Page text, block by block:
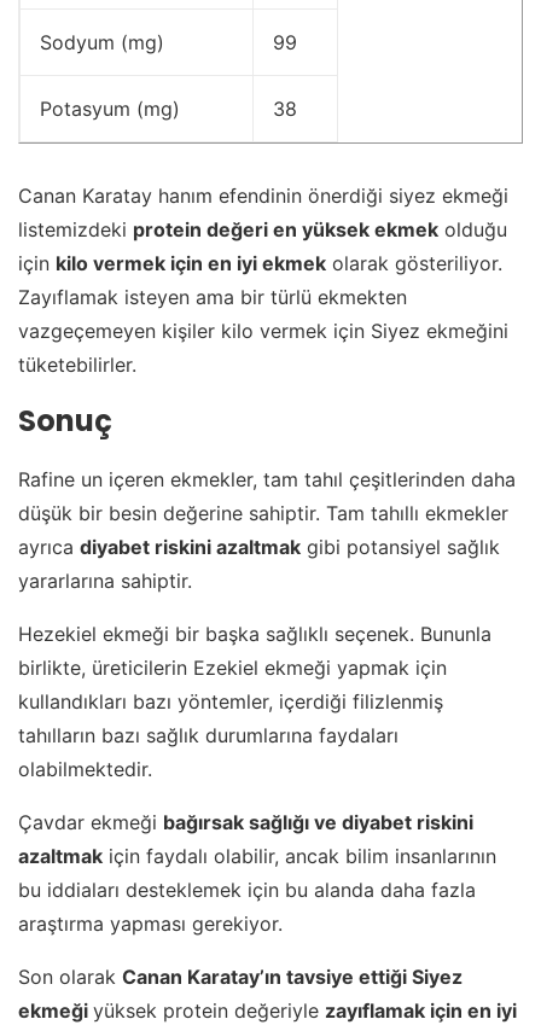
Sodyum (mg) 99
Potasyum (mg) 38
Canan Karatay hanım efendinin önerdiği siyez ekmeği
listemizdeki protein değeri en yüksek ekmek olduğu
için kilo vermek için en iyi ekmek olarak gösteriliyor.
Zayıflamak isteyen ama bir türlü ekmekten
vazgeçemeyen kişiler kilo vermek için Siyez ekmeğini
tüketebilirler.
Sonuç
Rafine un içeren ekmekler, tam tahıl çeşitlerinden daha
düşük bir besin değerine sahiptir. Tam tahıllı ekmekler
ayrıca diyabet riskini azaltmak gibi potansiyel sağlık
yararlarına sahiptir.
Hezekiel ekmeği bir başka sağlıklı seçenek. Bununla
birlikte, üreticilerin Ezekiel ekmeği yapmak için
kullandıkları bazı yöntemler, içerdiği filizlenmiş
tahılların bazı sağlık durumlarına faydaları
olabilmektedir.
Çavdar ekmeği bağırsak sağlığı ve diyabet riskini
azaltmak için faydalı olabilir, ancak bilim insanlarının
bu iddiaları desteklemek için bu alanda daha fazla
araştırma yapması gerekiyor.
Son olarak Canan Karatay’ın tavsiye ettiği Siyez
ekmeği yüksek protein değeriyle zayıflamak için en iyi